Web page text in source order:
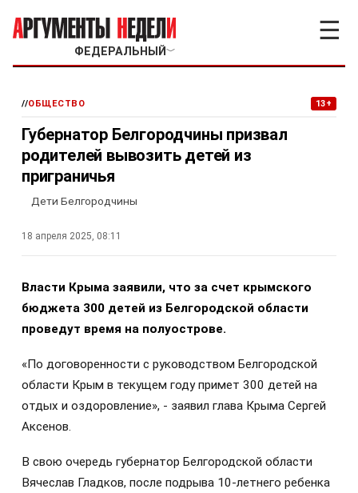
ФЕДЕРАЛЬНЫЙ ﹀
☰
//ОБЩЕСТВО 13+
Губернатор Белгородчины призвал
родителей вывозить детей из
приграничья
Дети Белгородчины
18 апреля 2025, 08:11
Власти Крыма заявили, что за счет крымского
бюджета 300 детей из Белгородской области
проведут время на полуострове.
«По договоренности с руководством Белгородской
области Крым в текущем году примет 300 детей на
отдых и оздоровление», - заявил глава Крыма Сергей
Аксенов.
В свою очередь губернатор Белгородской области
Вячеслав Гладков, после подрыва 10-летнего ребенка